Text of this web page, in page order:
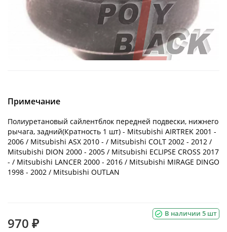
Примечание
Полиуретановый сайлентблок передней подвески, нижнего
рычага, задний(Кратность 1 шт) - Mitsubishi AIRTREK 2001 -
2006 / Mitsubishi ASX 2010 - / Mitsubishi COLT 2002 - 2012 /
Mitsubishi DION 2000 - 2005 / Mitsubishi ECLIPSE CROSS 2017
- / Mitsubishi LANCER 2000 - 2016 / Mitsubishi MIRAGE DINGO
1998 - 2002 / Mitsubishi OUTLAN
В наличии 5 шт
970 ₽